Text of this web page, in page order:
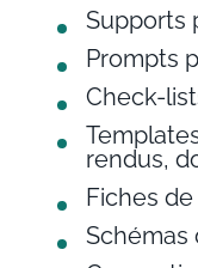
Supports
Prompts
Check-
rendus,
Fiches
Schémas